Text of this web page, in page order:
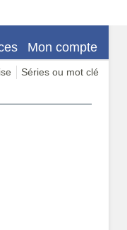
Mon compte
Séries ou mot clé